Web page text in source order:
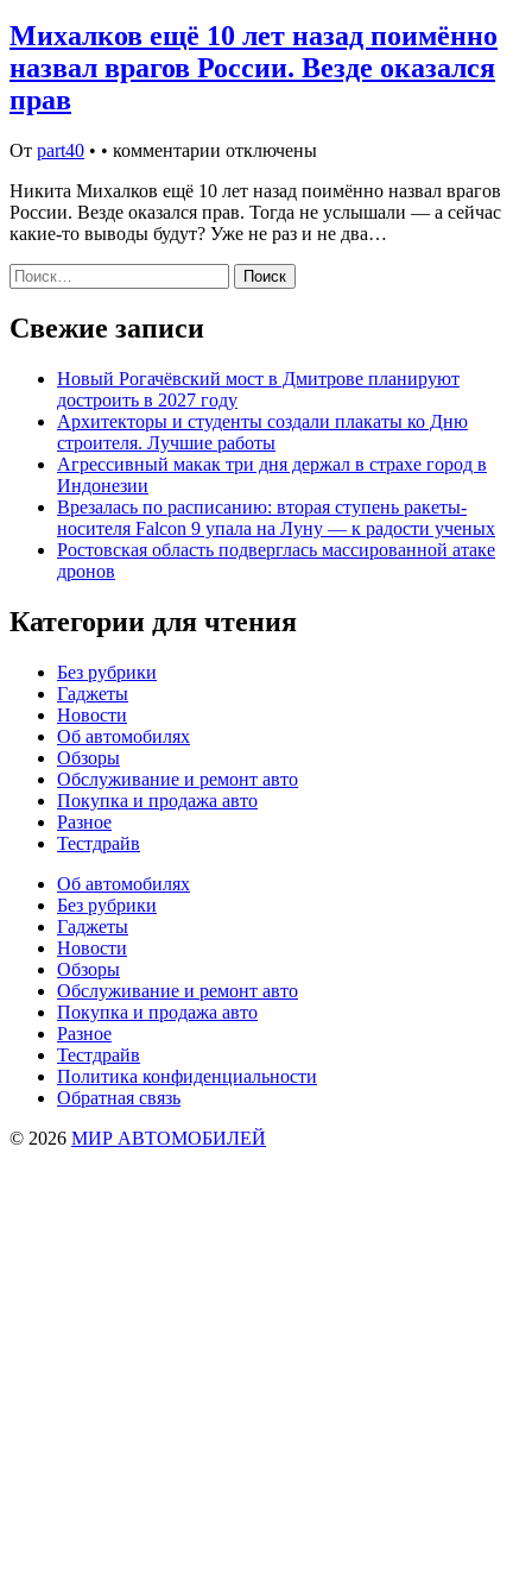
Михалков ещё 10 лет назад поимённо
назвал врагов России. Везде оказался
прав
От part40 • • комментарии отключены
Никита Михалков ещё 10 лет назад поимённо назвал врагов
России. Везде оказался прав. Тогда не услышали — а сейчас
какие-то выводы будут? Уже не раз и не два…
Найти:
Свежие записи
Новый Рогачёвский мост в Дмитрове планируют
достроить в 2027 году
Архитекторы и студенты создали плакаты ко Дню
строителя. Лучшие работы
Агрессивный макак три дня держал в страхе город в
Индонезии
Врезалась по расписанию: вторая ступень ракеты-
носителя Falcon 9 упала на Луну — к радости ученых
Ростовская область подверглась массированной атаке
дронов
Категории для чтения
Без рубрики
Гаджеты
Новости
Об автомобилях
Обзоры
Обслуживание и ремонт авто
Покупка и продажа авто
Разное
Тестдрайв
Об автомобилях
Без рубрики
Гаджеты
Новости
Обзоры
Обслуживание и ремонт авто
Покупка и продажа авто
Разное
Тестдрайв
Политика конфиденциальности
Обратная связь
© 2026 МИР АВТОМОБИЛЕЙ